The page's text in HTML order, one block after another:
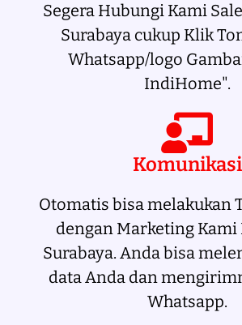
Segera Hubungi Kami
Surabaya cukup Klik
Whatsapp/logo
IndiHome".
Komunikasi
Otomatis bisa melakukan
dengan Marketing
Surabaya. Anda bisa
data Anda dan
Whatsapp.